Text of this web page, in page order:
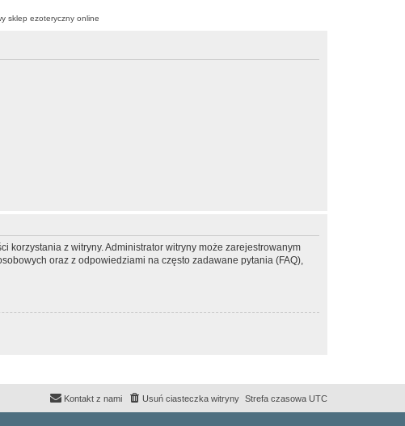
sklep ezoteryczny online
korzystania z witryny. Administrator witryny może zarejestrowanym
oraz z odpowiedziami na często zadawane pytania (FAQ),
Strefa czasowa UTC
Usuń ciasteczka witryny
Kontakt z nami